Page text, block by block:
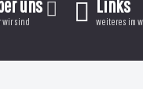
uns
wir sind
Links
weiteres im